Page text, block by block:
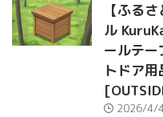
【ふる
ル
ールテー
トドア
2026/4/